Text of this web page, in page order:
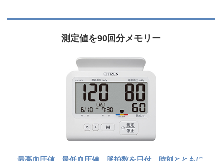
測定値を90回分メモリー
最高血圧値、最低血圧値、脈拍数を日付、時刻とともに